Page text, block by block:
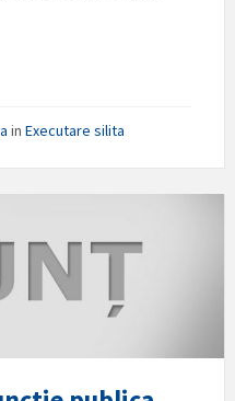
in Executare silita